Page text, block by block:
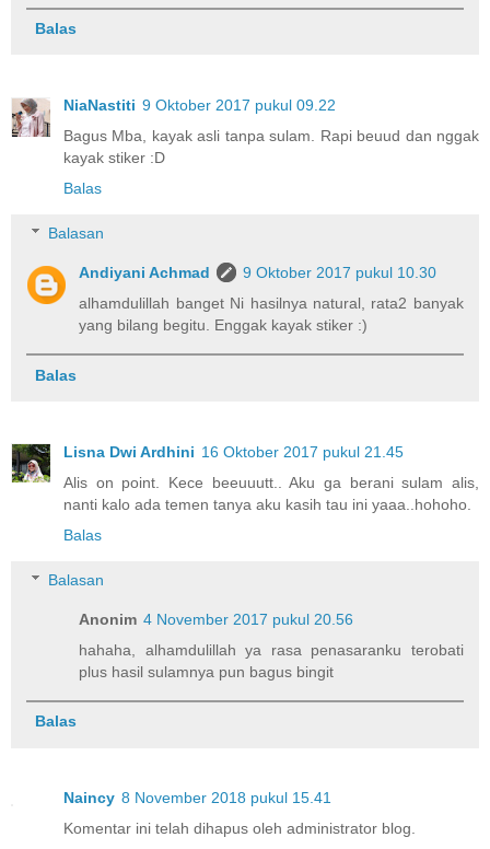
Balas
NiaNastiti 9 Oktober 2017 pukul 09.22
Bagus Mba, kayak asli tanpa sulam. Rapi beuud dan nggak
kayak stiker :D
Balas
Balasan
Andiyani Achmad
9 Oktober 2017 pukul 10.30
alhamdulillah banget Ni hasilnya natural, rata2 banyak
yang bilang begitu. Enggak kayak stiker :)
Balas
Lisna Dwi Ardhini 16 Oktober 2017 pukul 21.45
Alis on point. Kece beeuuutt.. Aku ga berani sulam alis,
nanti kalo ada temen tanya aku kasih tau ini yaaa..hohoho.
Balas
Balasan
Anonim 4 November 2017 pukul 20.56
hahaha, alhamdulillah ya rasa penasaranku terobati
plus hasil sulamnya pun bagus bingit
Balas
Naincy 8 November 2018 pukul 15.41
Komentar ini telah dihapus oleh administrator blog.